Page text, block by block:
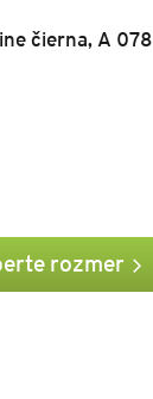
čierna, A 078
rozmer